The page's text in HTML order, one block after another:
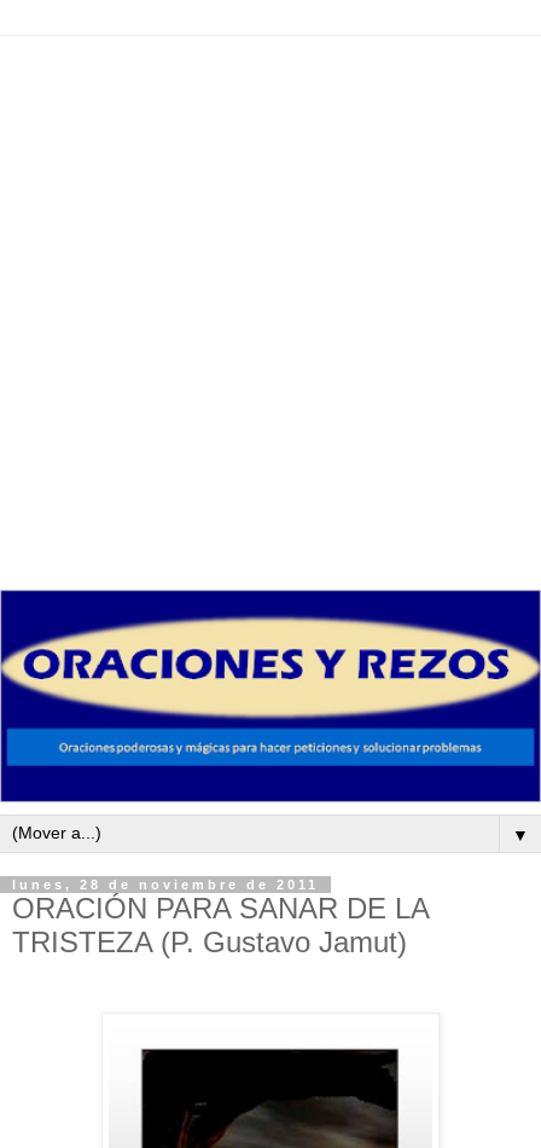
▼
lunes, 28 de noviembre de 2011
ORACIÓN PARA SANAR DE LA
TRISTEZA (P. Gustavo Jamut)